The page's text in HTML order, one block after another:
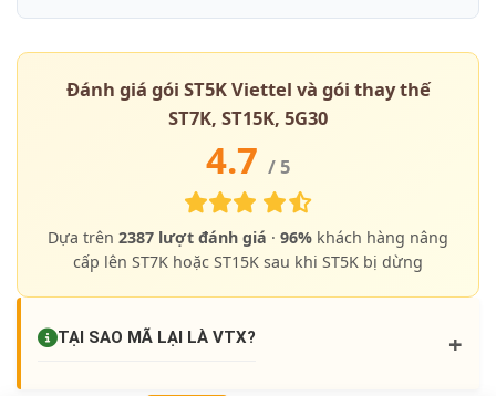
Đánh giá gói ST5K Viettel và gói thay thế
ST7K, ST15K, 5G30
4.7 / 5
Dựa trên 2387 lượt đánh giá · 96% khách hàng nâng
cấp lên ST7K hoặc ST15K sau khi ST5K bị dừng
TẠI SAO MÃ LẠI LÀ VTX? +